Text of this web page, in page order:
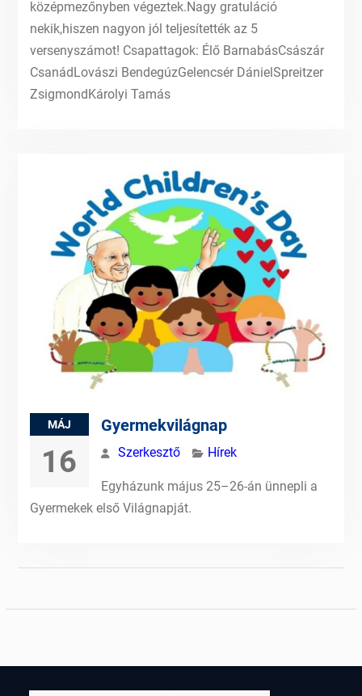
középmezőnyben végeztek.Nagy gratuláció
nekik,hiszen nagyon jól teljesítették az 5
versenyszámot! Csapattagok: Élő BarnabásCsászár
CsanádLovászi BendegúzGelencsér DánielSpreitzer
ZsigmondKárolyi Tamás
MÁJ
16
Gyermekvilágnap
Szerkesztő Hírek
Egyházunk május 25–26-án ünnepli a
Gyermekek első Világnapját.